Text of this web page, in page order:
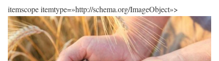
itemscope itemtype=»http://schema.org/ImageObject»>